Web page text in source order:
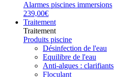
Alarmes piscines immersions
239,00€
Traitement
Traitement
Produits piscine
Désinfection de l'eau
Equilibre de l'eau
Anti-algues : clarifiants
Floculant